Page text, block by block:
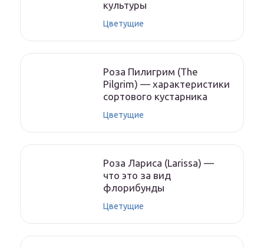
культуры
Цветущие
Роза Пилигрим (The
Pilgrim) — характеристики
сортового кустарника
Цветущие
Роза Лариса (Larissa) —
что это за вид
флорибунды
Цветущие